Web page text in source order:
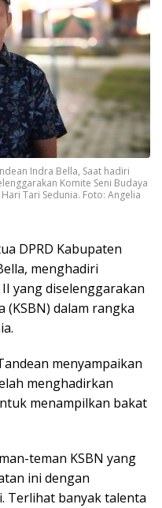
Indra Bella, Saat hadiri
Komite Seni Budaya
Tari Sedunia. Foto: Angelia
DPRD Kabupaten
menghadiri
yang diselenggarakan
(KSBN) dalam rangka
menyampaikan
menghadirkan
menampilkan bakat
teman KSBN yang
ini dengan
Terlihat banyak talenta